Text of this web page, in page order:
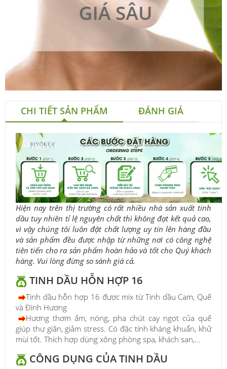
CHI TIẾT SẢN PHẨM ĐÁNH GIÁ
Hiện nay trên thị trường có rất nhiều nhà sản xuất tinh
dầu tuy nhiên tỉ lệ nguyên chất thì không đạt kết quả cao,
vì vậy chúng tôi luôn đặt chất lượng uy tín lên hàng đầu
và sản phẩm đều được nhập từ những nơi có công nghệ
tiên tiến cho ra sản phẩm hoàn hảo và tốt cho Quý khách
hàng. Vui lòng đừng so sánh giá cả.
TINH DẦU HỖN HỢP 16
Tinh dầu hỗn hợp 16 được mix từ Tinh dầu Cam, Quế
và Đinh Hương
Hương thơm ấm, nóng, pha chút cay ngọt của quế
giúp thư giãn, giảm stress. Có đặc tính kháng khuẩn, khử
mùi tốt. Thích hợp dùng xông phòng spa, khách sạn,...
CÔNG DỤNG CỦA TINH DẦU